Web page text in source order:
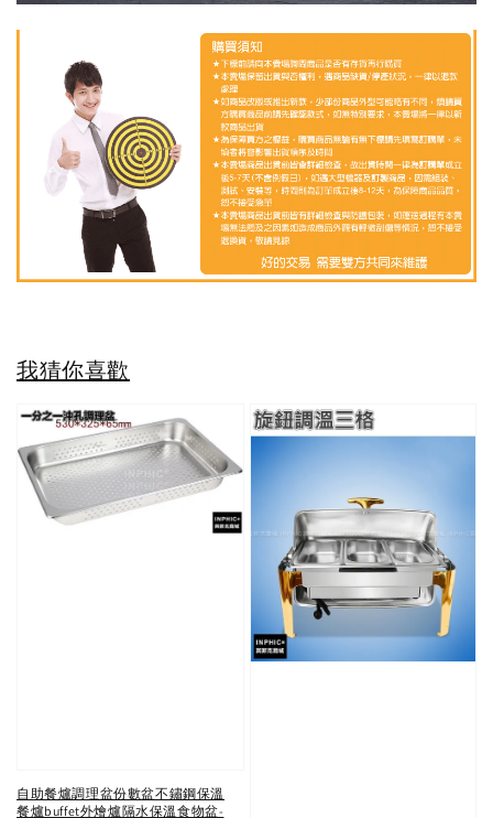
我猜你喜歡
自助餐爐調理盆份數盆不鏽鋼保溫
餐爐buffet外燴爐隔水保溫食物盆-